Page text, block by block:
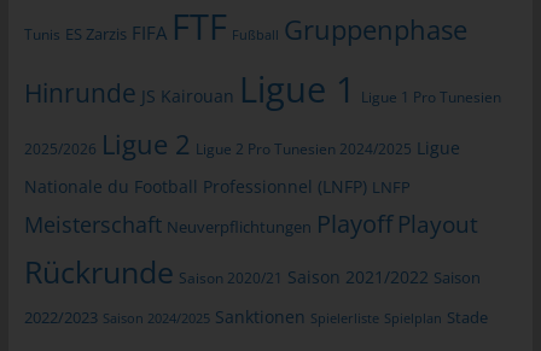
Tunis ES Zarzis FIFA FTF Fußball Gruppenphase
Hinrunde JS Kairouan Ligue 1 Ligue 1 Pro Tunesien
2025/2026 Ligue 2 Ligue 2 Pro Tunesien 2024/2025 Ligue
Nationale du Football Professionnel (LNFP) LNFP
Meisterschaft Neuverpflichtungen Playoff Playout
Rückrunde Saison 2020/21 Saison 2021/2022 Saison
2022/2023 Saison 2024/2025 Sanktionen Spielerliste Spielplan Stade
unserem Unternehmen zu erhöhen, um letztlich ein optimales
Schutzniveau für die von uns verarbeiteten personenbezogenen
werden getrennt von allen durch eine betroffene Person
Registrierung auf unserer Internetseite
Die betroffene Person hat die Möglichkeit, sich auf der
Angabe von personenbezogenen Daten zu registrieren. Welche
Verantwortlichen übermittelt werden, ergibt sich aus der